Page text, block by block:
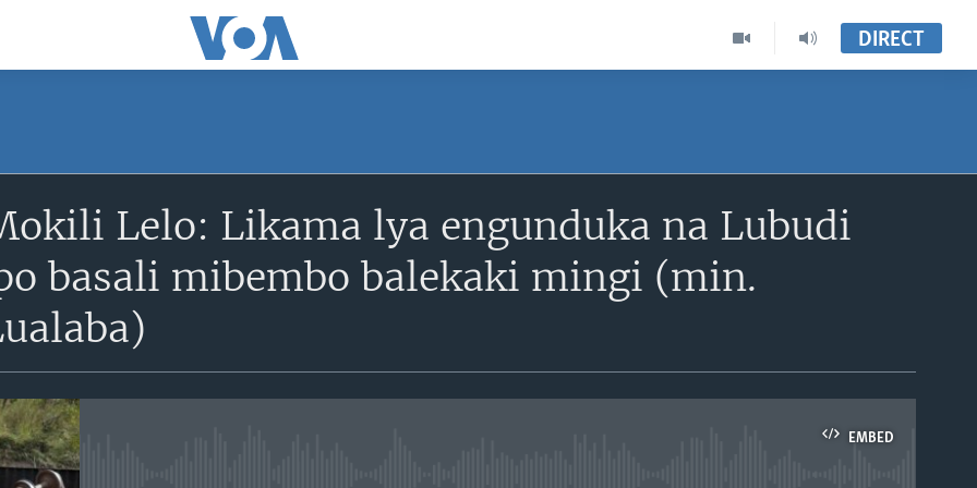
DIRECT
Lelo: Likama lya engunduka na Lubudi
basali mibembo balekaki mingi (min.
EMBED